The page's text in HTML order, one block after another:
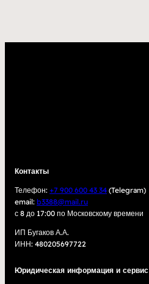
Контакты
Телефон: +7 900 600 43 34 (Telegram)
email: b3388@mail.ru
с 8 до 17:00 по Московскому времени
ИП Бугаков А.А.
ИНН: 480205697722
Юридическая информация и сервис